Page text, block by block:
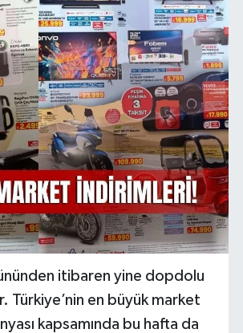
itibaren yine dopdolu
Türkiye’nin en büyük market
kapsamında bu hafta da